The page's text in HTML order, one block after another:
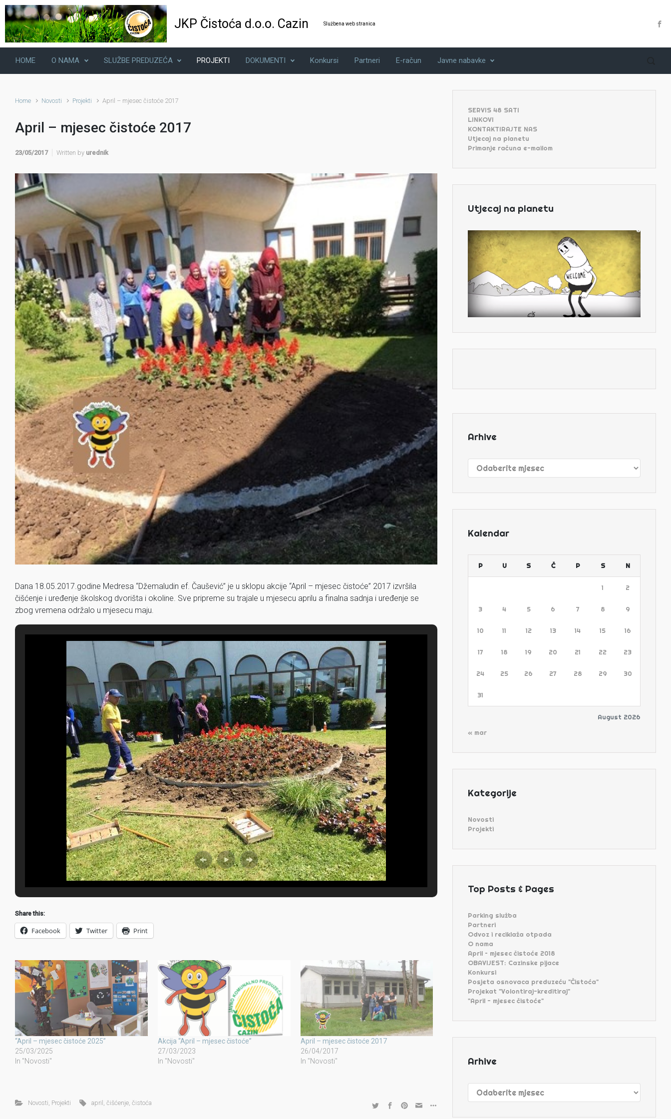
Skip to main content
JKP Čistoća d.o.o. Cazin Službena web stranica
HOME O NAMA SLUŽBE PREDUZEĆA PROJEKTI DOKUMENTI Konkursi Partneri E-račun Javne nabavke
Home Novosti Projekti April – mjesec čistoće 2017
April – mjesec čistoće 2017
23/05/2017 Written by urednik
Dana 18.05.2017.godine Medresa “Džemaludin ef. Čaušević” je u sklopu akcije “April – mjesec čistoće” 2017 izvršila
čišćenje i uređenje školskog dvorišta i okoline. Sve pripreme su trajale u mjesecu aprilu a finalna sadnja i uređenje se
zbog vremena održalo u mjesecu maju.
Share this:
Facebook Twitter Print
“April – mjesec čistoće 2025”
25/03/2025
In "Novosti"
Akcija “April – mjesec čistoće”
27/03/2023
In "Novosti"
April – mjesec čistoće 2017
26/04/2017
In "Novosti"
Novosti Projekti april ,čišćenje ,čistoća
SERVIS 48 SATI
LINKOVI
KONTAKTIRAJTE NAS
Utjecaj na planetu
Primanje računa e-mailom
Utjecaj na planetu
Arhive
Kalendar
August 2026
P U S Č P S N
1 2
3 4 5 6 7 8 9
10 11 12 13 14 15 16
17 18 19 20 21 22 23
24 25 26 27 28 29 30
31
« mar
Kategorije
Novosti
Projekti
Top Posts & Pages
Parking služba
Partneri
Odvoz i reciklaža otpada
O nama
April – mjesec čistoće 2018
OBAVIJEST: Cazinske pijace
Konkursi
Posjeta osnovaca preduzeću "Čistoća"
Projekat "Volontiraj-kreditiraj"
"April - mjesec čistoće"
Arhive